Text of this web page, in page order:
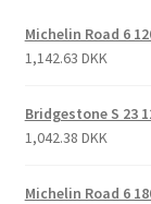
Michelin Road 6
1,142.63 DKK
Bridgestone S 23
1,042.38 DKK
Michelin Road 6